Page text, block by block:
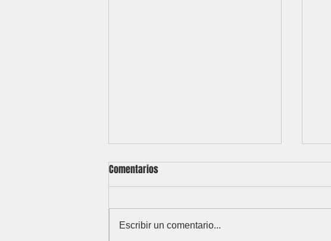
Soundrey
Comentarios
Escribir un comentario...